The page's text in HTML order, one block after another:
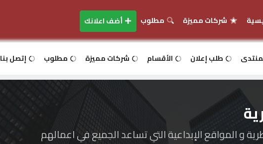
شركات مميزة مطلوب أضف اعلانك
طلب إعلان الأقسام شركات مميزة مطلوب إتصل بنا
و المواقع الإبداعية التي تساعد الجميع في اعمالهم